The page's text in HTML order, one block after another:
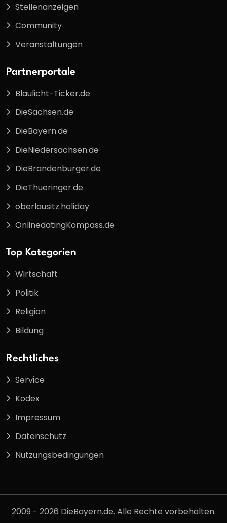
Stellenanzeigen
Community
Veranstaltungen
Partnerportale
Blaulicht-Ticker.de
DieSachsen.de
DieBayern.de
DieNiedersachsen.de
DieBrandenburger.de
DieThueringer.de
oberlausitz.holiday
OnlinedatingKompass.de
Top Kategorien
Wirtschaft
Politik
Religion
Bildung
Rechtliches
Service
Kodex
Impressum
Datenschutz
Nutzungsbedingungen
2009 - 2026 DieBayern.de. Alle Rechte vorbehalten.